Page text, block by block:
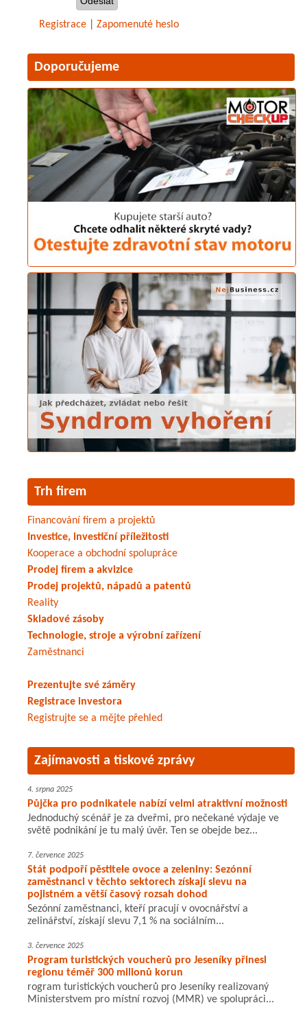
Registrace Zapomenuté heslo
Doporučujeme
Trh firem
Financování firem a projektů
Investice, investiční příležitosti
Kooperace a obchodní spolupráce
Prodej firem a akvizice
Prodej projektů, nápadů a patentů
Reality
Skladové zásoby
Technologie, stroje a výrobní zařízení
Zaměstnanci
Prezentujte své záměry
Registrace investora
Registrujte se a mějte přehled
Zajímavosti a tiskové zprávy
4. srpna 2025
Půjčka pro podnikatele nabízí velmi atraktivní možnosti
Jednoduchý scénář je za dveřmi, pro nečekané výdaje ve
světě podnikání je tu malý úvěr. Ten se obejde bez...
7. července 2025
Stát podpoří pěstitele ovoce a zeleniny: Sezónní
zaměstnanci v těchto sektorech získají slevu na
pojistném a větší časový rozsah dohod
Sezónní zaměstnanci, kteří pracují v ovocnářství a
zelinářství, získají slevu 7,1 % na sociálním...
3. července 2025
Program turistických voucherů pro Jeseníky přinesl
regionu téměř 300 milionů korun
rogram turistických voucherů pro Jeseníky realizovaný
Ministerstvem pro místní rozvoj (MMR) ve spolupráci...